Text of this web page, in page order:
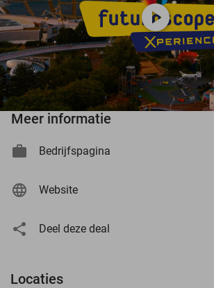
play_circle
Meer informatie
Bedrijfspagina
Website
Deel deze deal
Locaties